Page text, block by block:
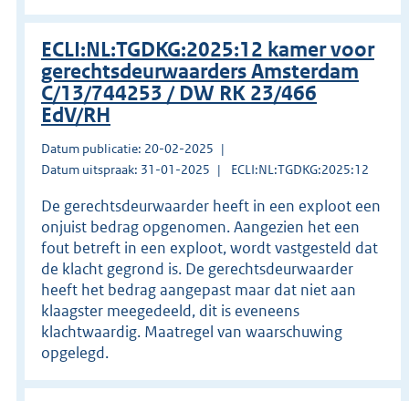
ECLI:NL:TGDKG:2025:12 kamer voor
gerechtsdeurwaarders Amsterdam
C/13/744253 / DW RK 23/466
EdV/RH
Datum publicatie: 20-02-2025
Datum uitspraak: 31-01-2025
ECLI:NL:TGDKG:2025:12
De gerechtsdeurwaarder heeft in een exploot een
onjuist bedrag opgenomen. Aangezien het een
fout betreft in een exploot, wordt vastgesteld dat
de klacht gegrond is. De gerechtsdeurwaarder
heeft het bedrag aangepast maar dat niet aan
klaagster meegedeeld, dit is eveneens
klachtwaardig. Maatregel van waarschuwing
opgelegd.